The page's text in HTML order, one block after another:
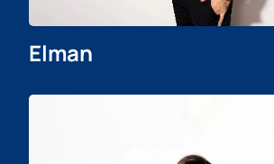
Elman